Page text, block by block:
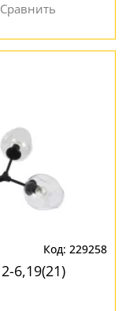
229258
6,19(21)